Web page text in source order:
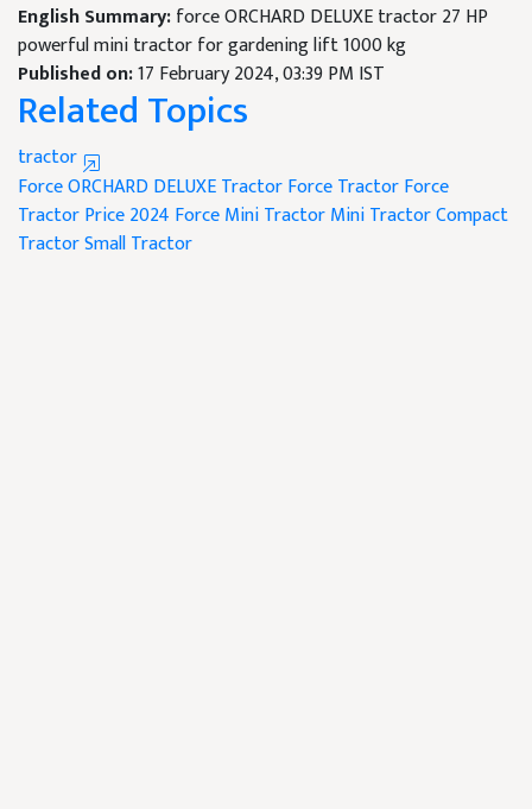
English Summary:force ORCHARD DELUXE tractor 27 HP
powerful mini tractor for gardening lift 1000 kg
Published on:17 February 2024, 03:39 PM IST
Related Topics
tractor
Force ORCHARD DELUXE TractorForce TractorForce
Tractor Price 2024 Force Mini TractorMini TractorCompact
TractorSmall Tractor